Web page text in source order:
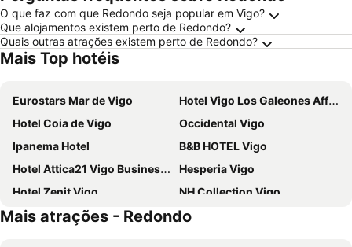
O que faz com que Redondo seja popular em Vigo?
Que alojamentos existem perto de Redondo?
Quais outras atrações existem perto de Redondo?
Mais Top hotéis
Eurostars Mar de Vigo
Hotel Vigo Los Galeones Affiliated by Meliá
Hotel Coia de Vigo
Occidental Vigo
Ipanema Hotel
B&B HOTEL Vigo
Hotel Attica21 Vigo Business & Wellness
Hesperia Vigo
Hotel Zenit Vigo
NH Collection Vigo
Hotel Alfonso I
Hotel Atlántico Vigo
Mais atrações - Redondo